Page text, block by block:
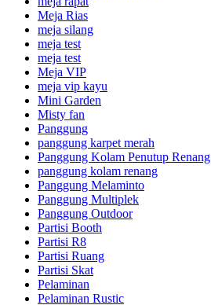
Meja Rias
meja silang
meja test
meja test
Meja VIP
meja vip kayu
Mini Garden
Misty fan
Panggung
panggung karpet merah
Panggung Kolam Penutup Renang
panggung kolam renang
Panggung Melaminto
Panggung Multiplek
Panggung Outdoor
Partisi Booth
Partisi R8
Partisi Ruang
Partisi Skat
Pelaminan
Pelaminan Rustic